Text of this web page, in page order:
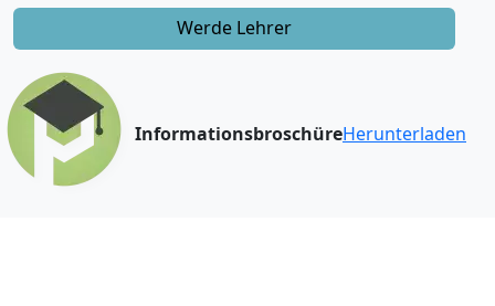
Werde Lehrer
InformationsbroschüreHerunterladen